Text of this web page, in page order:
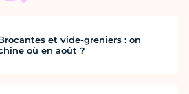
et vide-greniers : on
où en août ?